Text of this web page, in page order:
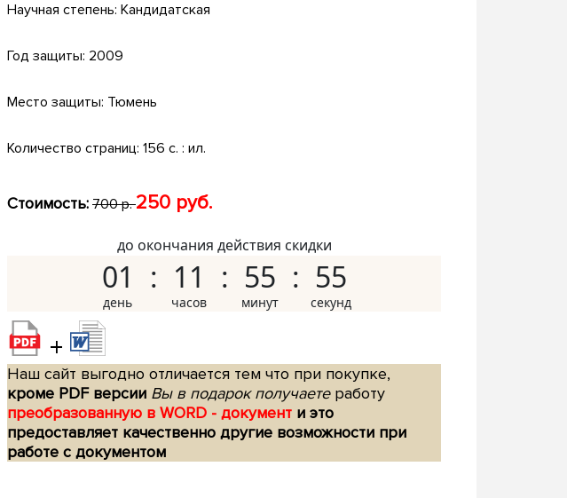
Научная степень: Кандидатская
Год защиты: 2009
Место защиты: Тюмень
Количество страниц: 156 с. : ил.
Стоимость: 700 р.250 руб.
до окончания действия скидки
01 11 55 54
+
Наш сайт выгодно отличается тем что при покупке,
кроме PDF версии Вы в подарок получаетеработу
преобразованную в WORD - документ и это
предоставляет качественно другие возможности при
работе с документом